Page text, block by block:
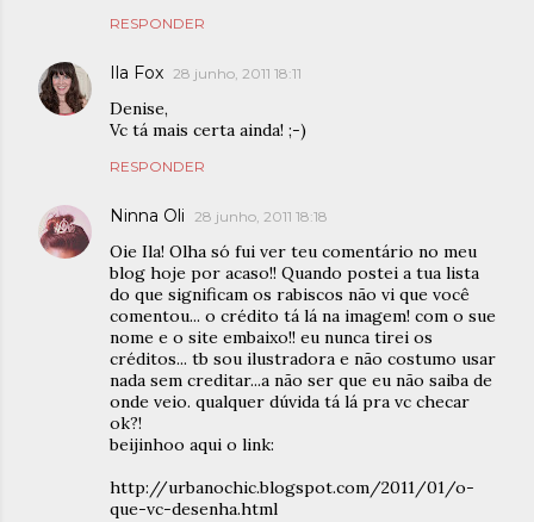
RESPONDER
Ila Fox 28 junho, 2011 18:11
Denise,
Vc tá mais certa ainda! ;-)
RESPONDER
Ninna Oli 28 junho, 2011 18:18
Oie Ila! Olha só fui ver teu comentário no meu
blog hoje por acaso!! Quando postei a tua lista
do que significam os rabiscos não vi que você
comentou... o crédito tá lá na imagem! com o sue
nome e o site embaixo!! eu nunca tirei os
créditos... tb sou ilustradora e não costumo usar
nada sem creditar...a não ser que eu não saiba de
onde veio. qualquer dúvida tá lá pra vc checar
ok?!
beijinhoo aqui o link:
http://urbanochic.blogspot.com/2011/01/o-
que-vc-desenha.html